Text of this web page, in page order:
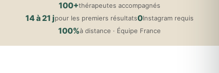
100+thérapeutes accompagnés
14 à 21 jpour les premiers résultats0Instagram requis
100%à distance · Équipe France